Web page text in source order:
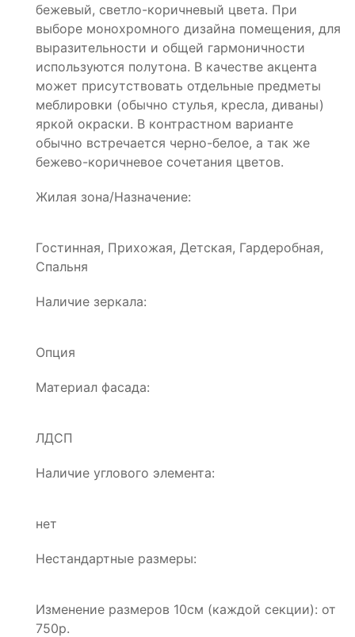
бежевый, светло-коричневый цвета. При
выборе монохромного дизайна помещения, для
выразительности и общей гармоничности
используются полутона. В качестве акцента
может присутствовать отдельные предметы
меблировки (обычно стулья, кресла, диваны)
яркой окраски. В контрастном варианте
обычно встречается черно-белое, а так же
бежево-коричневое сочетания цветов.
Жилая зона/Назначение:
Гостинная, Прихожая, Детская, Гардеробная,
Спальня
Наличие зеркала:
Опция
Материал фасада:
ЛДСП
Наличие углового элемента:
нет
Нестандартные размеры:
Изменение размеров 10см (каждой секции): от
750р.